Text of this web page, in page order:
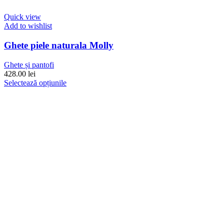
Quick view
Add to wishlist
Ghete piele naturala Molly
Ghete și pantofi
428.00 lei
Selectează opțiunileAcest